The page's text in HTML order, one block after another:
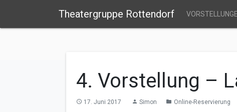
Theatergruppe Rottendorf
4. Vorstellung –
access_time 17. Juni 2017 person Simon folder Online-Reservierung